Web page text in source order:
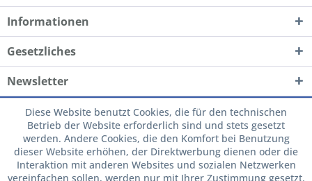
Informationen
Gesetzliches
Newsletter
Diese Website benutzt Cookies, die für den technischen
Betrieb der Website erforderlich sind und stets gesetzt
werden. Andere Cookies, die den Komfort bei Benutzung
dieser Website erhöhen, der Direktwerbung dienen oder die
Interaktion mit anderen Websites und sozialen Netzwerken
vereinfachen sollen, werden nur mit Ihrer Zustimmung gesetzt.